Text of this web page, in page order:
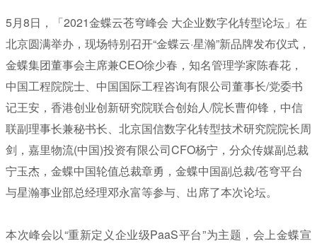
5月8日，「2021金蝶云苍穹峰会 大企业数字化转型论坛 」在
北京圆满举办，现场特别召开“金蝶云·星瀚”新品牌发布仪式，
金蝶集团董事会主席兼CEO徐少春 ， 知名管理学家陈春花，
中国工程院院士、中国国际工程咨询有限公司董事长/党委书
记王安， 香港创业创新研究院联合创始人/院长曹仰锋，中信
联副理事长兼秘书长、北京国信数字化转型技术研究院院长周
剑，嘉里物流(中国)投资有限公司CFO杨宁，分众传媒副总裁
宁玉杰，金蝶中国轮值总裁章勇，金蝶中国副总裁/苍穹平台
与星瀚事业部总经理邓永富等参与、出席了本次论坛。
本次峰会以“重新定义企业级PaaS平台”为主题，会上金蝶宣